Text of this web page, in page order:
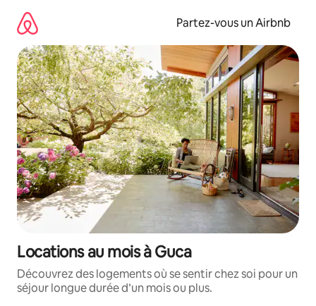
directement
contenu
Partez-vous un Airbnb
Locations au mois à Guca
Découvrez des logements où se sentir chez soi pour un
séjour longue durée d’un mois ou plus.